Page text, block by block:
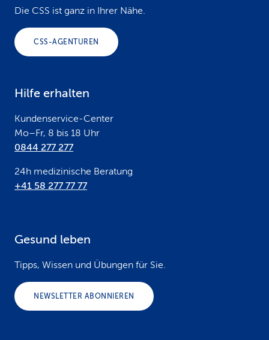
Die CSS ist ganz in Ihrer Nähe.
CSS-AGENTUREN
Hilfe erhalten
Kundenservice-Center
Mo–Fr, 8 bis 18 Uhr
0844 277 277
24h medizinische Beratung
+41 58 277 77 77
Gesund leben
Tipps, Wissen und Übungen für Sie.
NEWSLETTER ABONNIEREN